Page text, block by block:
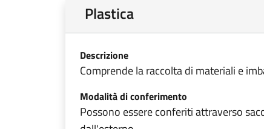
Plastica
Descrizione
Comprende la raccolta di materiali e
Modalità di conferimento
Possono essere conferiti attraverso